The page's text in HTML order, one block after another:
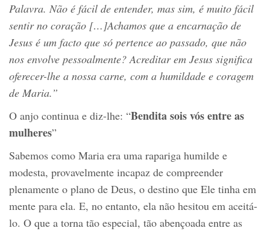
Palavra. Não é fácil de entender, mas sim, é muito fácil
sentir no coração […]Achamos que a encarnação de
Jesus é um facto que só pertence ao passado, que não
nos envolve pessoalmente?Acreditar em Jesus significa
oferecer-lhe a nossa carne, com a humildade e coragem
de Maria.”
O anjo continua e diz-lhe: “Benditasois vósentre as
mulheres”
Sabemos como Maria era uma rapariga humilde e
modesta, provavelmente incapaz de compreender
plenamente o plano de Deus, o destino que Ele tinha em
mente para ela. E, no entanto, ela não hesitou em aceitá-
lo. O que a torna tão especial, tão abençoada entre as